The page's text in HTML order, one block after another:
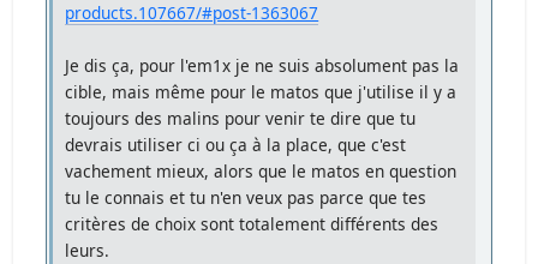
products.107667/#post-1363067
Je dis ça, pour l'em1x je ne suis absolument pas la
cible, mais même pour le matos que j'utilise il y a
toujours des malins pour venir te dire que tu
devrais utiliser ci ou ça à la place, que c'est
vachement mieux, alors que le matos en question
tu le connais et tu n'en veux pas parce que tes
critères de choix sont totalement différents des
leurs.